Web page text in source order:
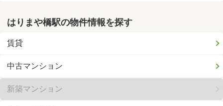
はりまや橋駅の物件情報を探す
賃貸
中古マンション
新築マンション